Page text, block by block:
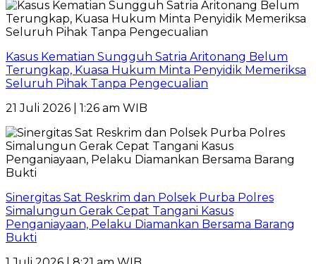
Kasus Kematian Sungguh Satria Aritonang Belum
Terungkap, Kuasa Hukum Minta Penyidik Memeriksa
Seluruh Pihak Tanpa Pengecualian
21 Juli 2026 | 1:26 am WIB
Sinergitas Sat Reskrim dan Polsek Purba Polres
Simalungun Gerak Cepat Tangani Kasus
Penganiayaan, Pelaku Diamankan Bersama Barang
Bukti